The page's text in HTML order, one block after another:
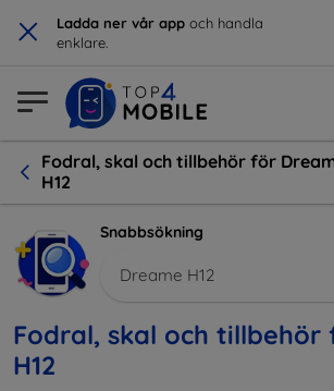
× Ladda ner vår app och handla
enklare.
Fodral, skal och tillbehör för
H12
Snabbsökning
Dreame H12
Fodral, skal och tillbehör
H12